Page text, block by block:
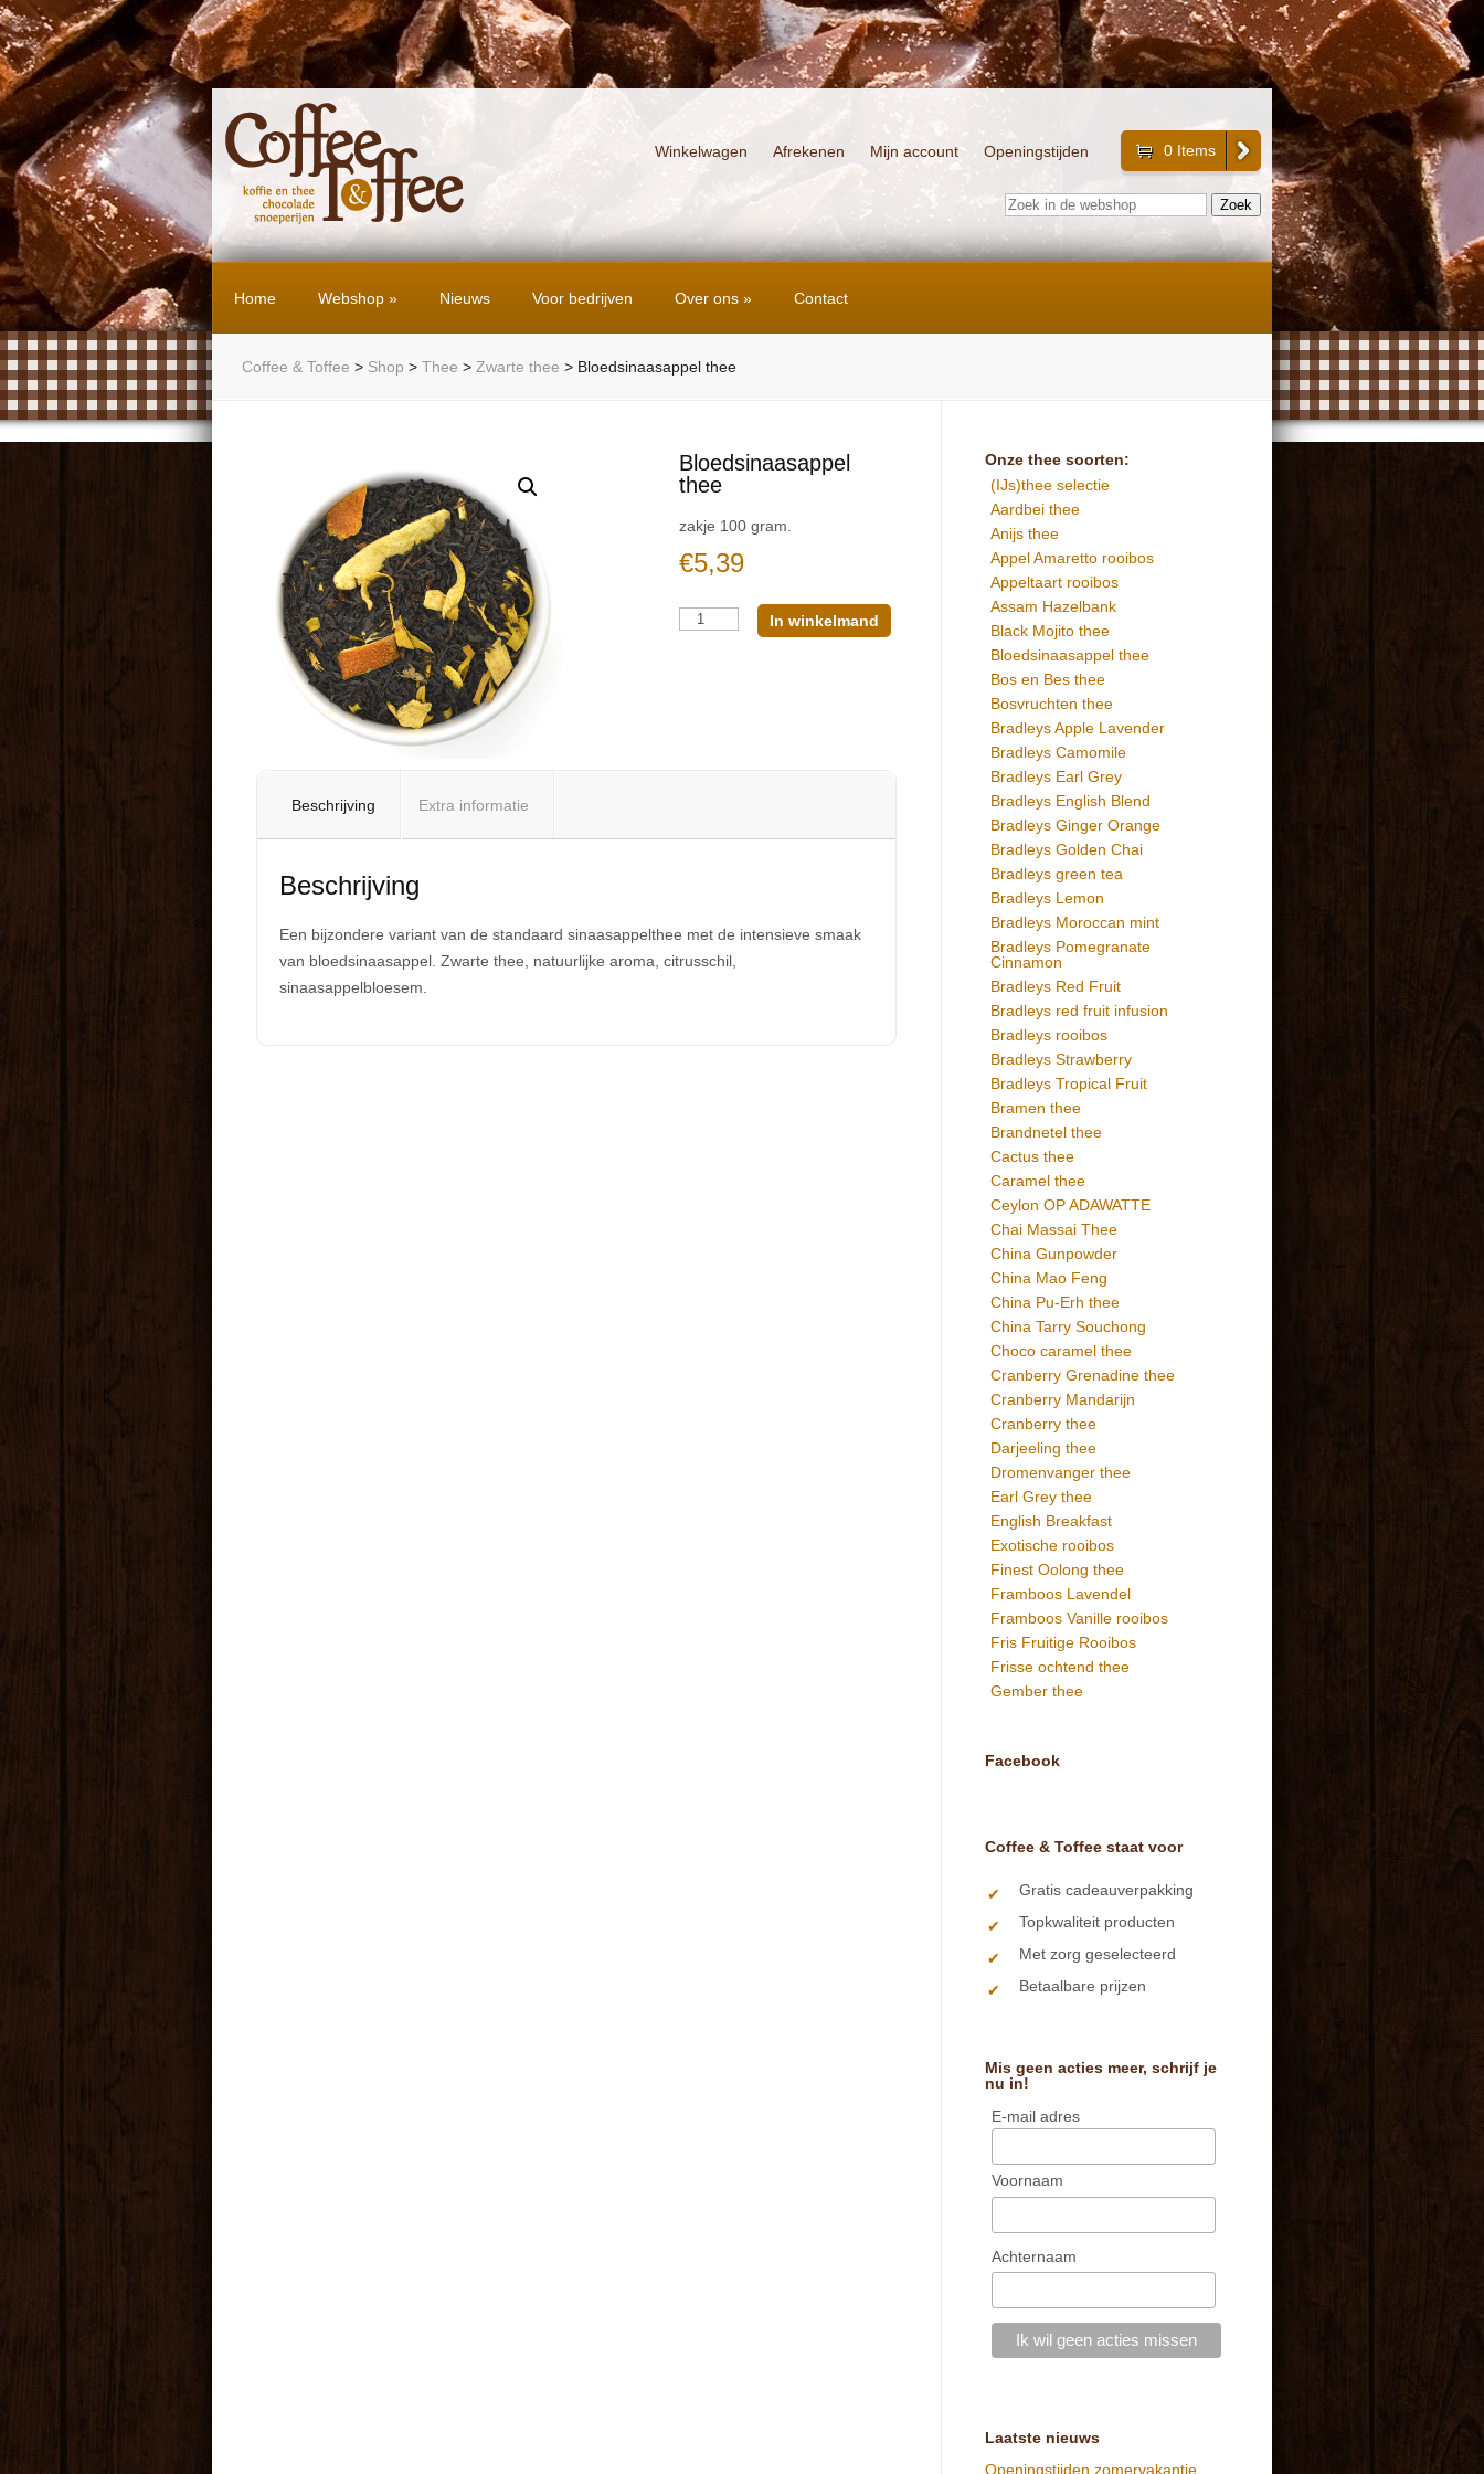
Winkelwagen Afrekenen Mijn account Openingstijden 0 Items
Home Webshop » Nieuws Voor bedrijven Over ons » Contact
Coffee & Toffee > Shop > Thee > Zwarte thee > Bloedsinaasappel thee
Bloedsinaasappel
thee
zakje 100 gram.
€5,39
Aantal
In winkelmand
Beschrijving Extra informatie
Beschrijving
Een bijzondere variant van de standaard sinaasappelthee met de intensieve smaak
van bloedsinaasappel. Zwarte thee, natuurlijke aroma, citrusschil,
sinaasappelbloesem.
Onze thee soorten:
(IJs)thee selectie
Aardbei thee
Anijs thee
Appel Amaretto rooibos
Appeltaart rooibos
Assam Hazelbank
Black Mojito thee
Bloedsinaasappel thee
Bos en Bes thee
Bosvruchten thee
Bradleys Apple Lavender
Bradleys Camomile
Bradleys Earl Grey
Bradleys English Blend
Bradleys Ginger Orange
Bradleys Golden Chai
Bradleys green tea
Bradleys Lemon
Bradleys Moroccan mint
Bradleys Pomegranate
Cinnamon
Bradleys Red Fruit
Bradleys red fruit infusion
Bradleys rooibos
Bradleys Strawberry
Bradleys Tropical Fruit
Bramen thee
Brandnetel thee
Cactus thee
Caramel thee
Ceylon OP ADAWATTE
Chai Massai Thee
China Gunpowder
China Mao Feng
China Pu-Erh thee
China Tarry Souchong
Choco caramel thee
Cranberry Grenadine thee
Cranberry Mandarijn
Cranberry thee
Darjeeling thee
Dromenvanger thee
Earl Grey thee
English Breakfast
Exotische rooibos
Finest Oolong thee
Framboos Lavendel
Framboos Vanille rooibos
Fris Fruitige Rooibos
Frisse ochtend thee
Gember thee
Facebook
Coffee & Toffee staat voor
Gratis cadeauverpakking
Topkwaliteit producten
Met zorg geselecteerd
Betaalbare prijzen
Mis geen acties meer, schrijf je
nu in!
E-mail adres
Voornaam
Achternaam
Laatste nieuws
Openingstijden zomervakantie